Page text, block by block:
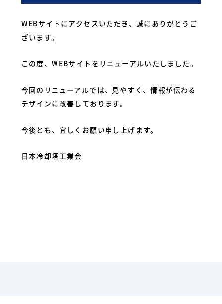
WEBサイトにアクセスいただき、誠にありがとうご
ざいます。
この度、WEBサイトをリニューアルいたしました。
今回のリニューアルでは、見やすく、情報が伝わる
デザインに改善しております。
今後とも、宜しくお願い申し上げます。
日本冷却塔工業会